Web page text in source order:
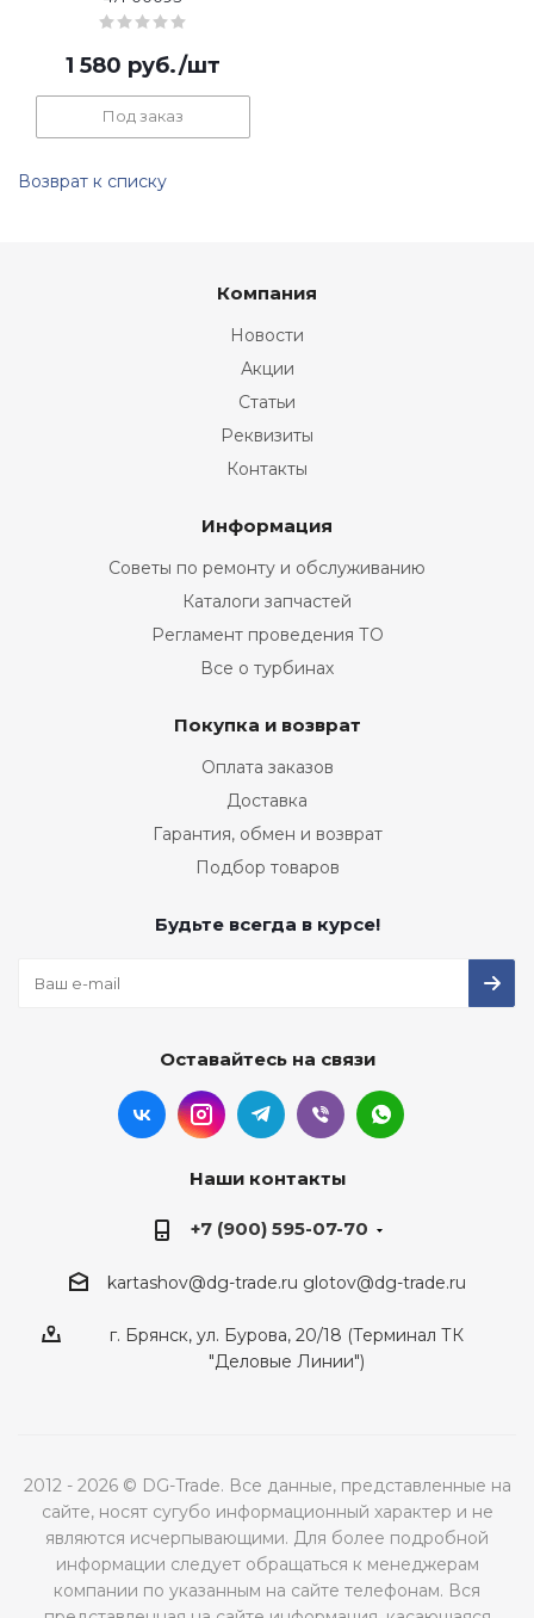
1 580 руб./шт
Под заказ
Возврат к списку
Компания
Новости
Акции
Статьи
Реквизиты
Контакты
Информация
Советы по ремонту и обслуживанию
Каталоги запчастей
Регламент проведения ТО
Все о турбинах
Покупка и возврат
Оплата заказов
Доставка
Гарантия, обмен и возврат
Подбор товаров
Будьте всегда в курсе!
Оставайтесь на связи
Наши контакты
+7 (900) 595-07-70
kartashov@dg-trade.ru glotov@dg-trade.ru
г. Брянск, ул. Бурова, 20/18 (Терминал ТК
"Деловые Линии")
2012 - 2026 © DG-Trade. Все данные, представленные на
сайте, носят сугубо информационный характер и не
являются исчерпывающими. Для более подробной
информации следует обращаться к менеджерам
компании по указанным на сайте телефонам. Вся